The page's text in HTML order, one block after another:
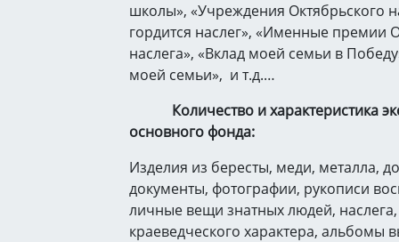
школы», «Учреждения Октябрьского
гордится наслег», «Именные премии
наслега», «Вклад моей семьи в
моей семьи», и т.д.…
Количество и характеристика
основного фонда:
Изделия из бересты, меди, металла,
документы, фотографии, рукописи
личные вещи знатных людей,
краеведческого характера, альбомы